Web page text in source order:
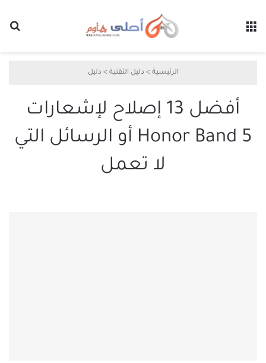
الرئيسية > دليل التقنية > دليل
أفضل 13 إصلاح لإشعارات
Honor Band 5 أو الرسائل التي
لا تعمل